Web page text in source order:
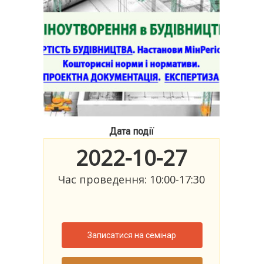
Дата події
2022-10-27
Час проведення: 10:00-17:30
Записатися на семінар